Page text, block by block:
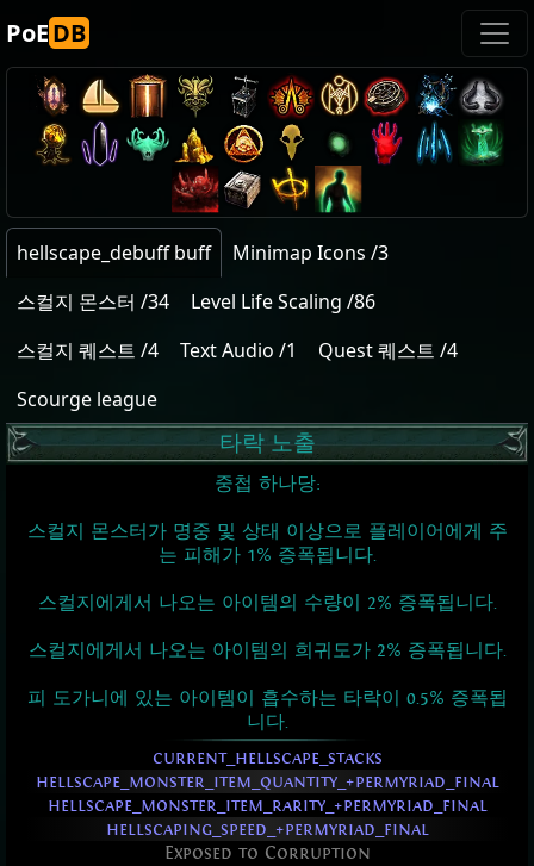
PoEDB
hellscape_debuff buff
Minimap Icons /3
스컬지 몬스터 /34
Level Life Scaling /86
스컬지 퀘스트 /4
Text Audio /1
Quest 퀘스트 /4
Scourge league
타락 노출
중첩 하나당:
스컬지 몬스터가 명중 및 상태 이상으로 플레이어에게 주
는 피해가 1% 증폭됩니다.
스컬지에게서 나오는 아이템의 수량이 2% 증폭됩니다.
스컬지에게서 나오는 아이템의 희귀도가 2% 증폭됩니다.
피 도가니에 있는 아이템이 흡수하는 타락이 0.5% 증폭됩
니다.
current_hellscape_stacks
hellscape_monster_item_quantity_+permyriad_final
hellscape_monster_item_rarity_+permyriad_final
hellscaping_speed_+permyriad_final
Exposed to Corruption